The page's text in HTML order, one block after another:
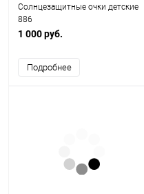
Солнцезащитные очки детские
886
1 000 руб.
Подробнее